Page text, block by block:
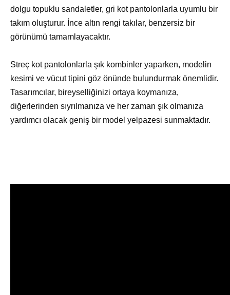
dolgu topuklu sandaletler, gri kot pantolonlarla uyumlu bir
takım oluşturur. İnce altın rengi takılar, benzersiz bir
görünümü tamamlayacaktır.
Streç kot pantolonlarla şık kombinler yaparken, modelin
kesimi ve vücut tipini göz önünde bulundurmak önemlidir.
Tasarımcılar, bireyselliğinizi ortaya koymanıza,
diğerlerinden sıyrılmanıza ve her zaman şık olmanıza
yardımcı olacak geniş bir model yelpazesi sunmaktadır.